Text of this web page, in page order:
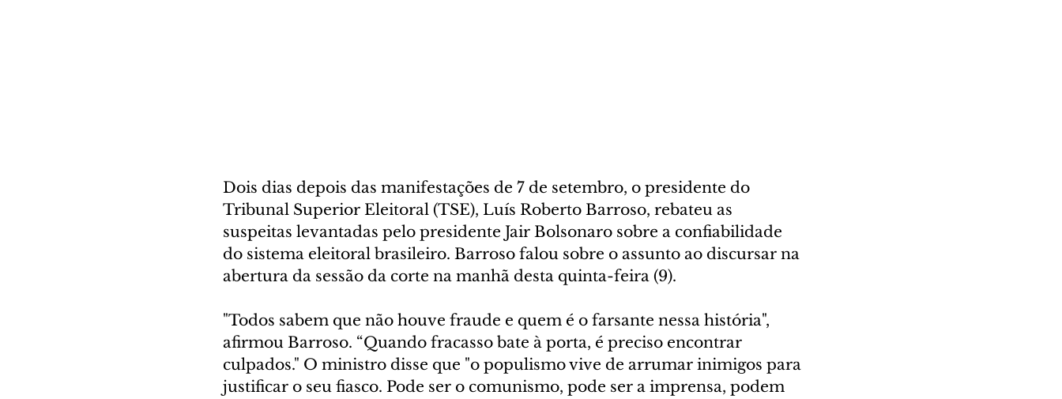
Dois dias depois das manifestações de 7 de setembro, o presidente do
Tribunal Superior Eleitoral (TSE), Luís Roberto Barroso, rebateu as
suspeitas levantadas pelo presidente Jair Bolsonaro sobre a confiabilidade
do sistema eleitoral brasileiro. Barroso falou sobre o assunto ao discursar na
abertura da sessão da corte na manhã desta quinta-feira (9).
"Todos sabem que não houve fraude e quem é o farsante nessa história",
afirmou Barroso. “Quando fracasso bate à porta, é preciso encontrar
culpados." O ministro disse que "o populismo vive de arrumar inimigos para
justificar o seu fiasco. Pode ser o comunismo, pode ser a imprensa, podem